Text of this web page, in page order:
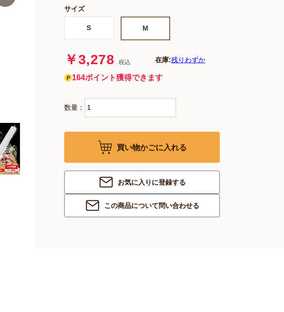
サイズ
S M
￥3,278 税込 在庫:残りわずか
164ポイント獲得できます
数量：
買い物かごに入れる
お気に入りに登録する
この商品について問い合わせる